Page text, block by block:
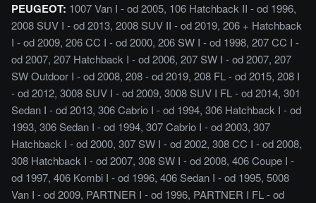
PEUGEOT: 1007 Van I - od 2005, 106 Hatchback II - od 1996,
2008 SUV I - od 2013, 2008 SUV II - od 2019, 206 + Hatchback
I - od 2009, 206 CC I - od 2000, 206 SW I - od 1998, 207 CC I -
od 2007, 207 Hatchback I - od 2006, 207 SW I - od 2007, 207
SW Outdoor I - od 2008, 208 - od 2019, 208 FL - od 2015, 208 I
- od 2012, 3008 SUV I - od 2009, 3008 SUV I FL - od 2014, 301
Sedan I - od 2013, 306 Cabrio I - od 1994, 306 Hatchback I - od
1993, 306 Sedan I - od 1994, 307 Cabrio I - od 2003, 307
Hatchback I - od 2000, 307 SW I - od 2002, 308 CC I - od 2008,
308 Hatchback I - od 2007, 308 SW I - od 2008, 406 Coupe I -
od 1997, 406 Kombi I - od 1996, 406 Sedan I - od 1995, 5008
Van I - od 2009, PARTNER I - od 1996, PARTNER I FL - od